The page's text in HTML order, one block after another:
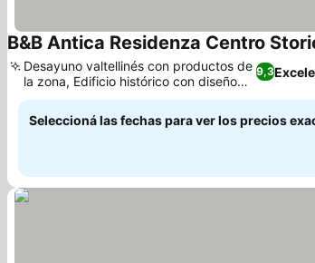
B&B Antica Residenza Centro
9,3
Desayuno valtellinés con productos de
la zona, Edificio histórico con diseño
moderno
Seleccioná las fechas para ver los precios